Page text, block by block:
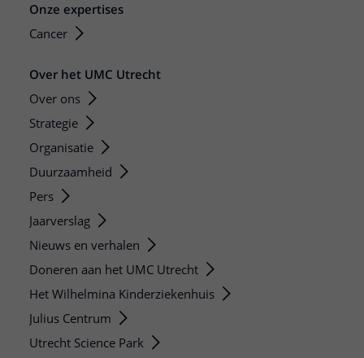
Onze expertises
Cancer
Over het UMC Utrecht
Over ons
Strategie
Organisatie
Duurzaamheid
Pers
Jaarverslag
Nieuws en verhalen
Doneren aan het UMC Utrecht
Het Wilhelmina Kinderziekenhuis
Julius Centrum
Utrecht Science Park